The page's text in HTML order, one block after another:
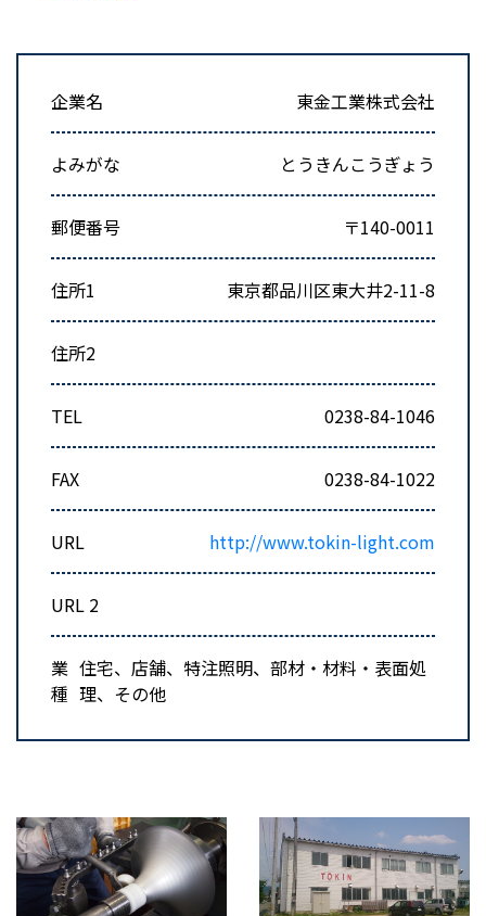
企業名 東金工業株式会社
よみがな とうきんこうぎょう
郵便番号 〒140-0011
住所1 東京都品川区東大井2-11-8
住所2
TEL 0238-84-1046
FAX 0238-84-1022
URL http://www.tokin-light.com
URL 2
業
種
住宅、店舗、特注照明、部材・材料・表面処
理、その他